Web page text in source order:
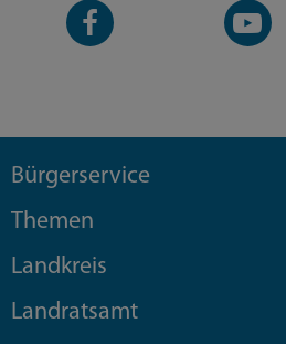
Facebook-
Seite
YouTube-
Kanal
Bürgerservice
Themen
Landkreis
Landratsamt